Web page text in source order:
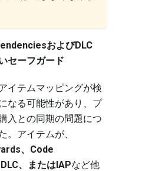
およびDLC
セーフガード
イテムマッピングが検
なる可能性があり、プ
入との同期の問題につ
。アイテムが、
、Code
、またはIAPなど他